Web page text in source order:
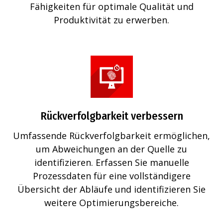
Fähigkeiten für optimale Qualität und
Produktivität zu erwerben.
Rückverfolgbarkeit verbessern
Umfassende Rückverfolgbarkeit ermöglichen,
um Abweichungen an der Quelle zu
identifizieren. Erfassen Sie manuelle
Prozessdaten für eine vollständigere
Übersicht der Abläufe und identifizieren Sie
weitere Optimierungsbereiche.